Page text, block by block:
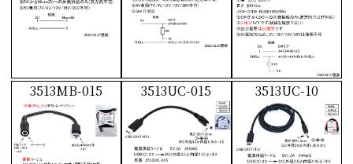
3513MB-015 3513UC-015 3513UC-10